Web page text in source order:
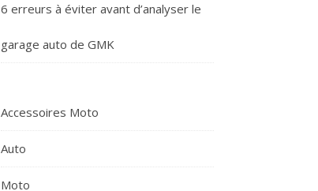
6 erreurs à éviter avant d’analyser le
garage auto de GMK
Accessoires Moto
Auto
Moto